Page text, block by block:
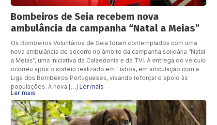
Bombeiros de Seia recebem nova
ambulância da campanha “Natal a Meias”
Os Bombeiros Voluntários de Seia foram contemplados com uma
nova ambulância de socorro no âmbito da campanha solidária “Natal
a Meias”, uma iniciativa da Calzedonia e da TVI. A entrega do veículo
ocorreu após o sorteio realizado em Lisboa, em articulação com a
Liga dos Bombeiros Portugueses, visando reforçar o apoio às
populações. A nova […]Ler mais
Ler mais